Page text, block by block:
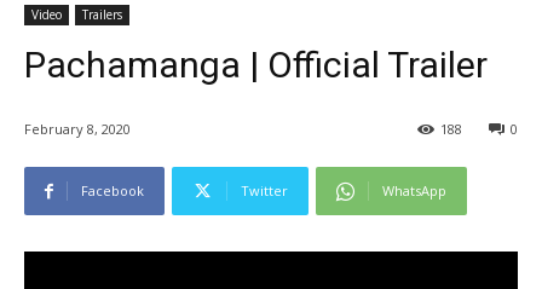
Video Trailers
Pachamanga | Official Trailer
February 8, 2020 0
188
Facebook Twitter WhatsApp